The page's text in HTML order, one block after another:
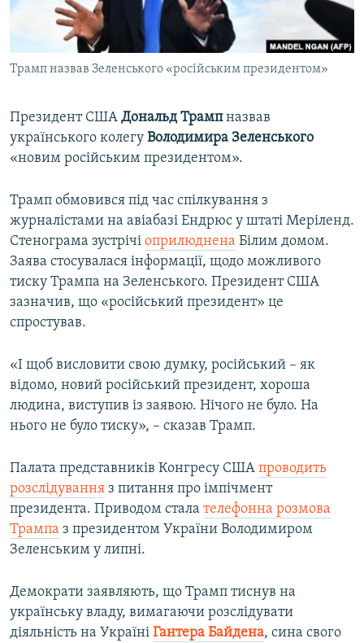
ВІДЕОУРОКИ «ELIFBE»
СВІДЧЕННЯ ОКУПАЦІЇ
УКРАЇНСЬКА ПРОБЛЕМА КРИМУ
Русский
Qırımtatar
Трамп назвав Зеленського «російським президентом»
Президент США Дональд Трампназвав
українського колегу Володимира Зеленського
«новим російським президентом».
Трамп обмовився під час спілкування з
журналістами на авіабазі Ендрюс у штаті Меріленд.
Стенограма зустрічі оприлюднена Білим домом.
Заява стосувалася інформації, щодо можливого
тиску Трампа на Зеленського. Президент США
зазначив, що «російський президент» це
спростував.
«І щоб висловити свою думку, російський – як
відомо, новий російський президент, хороша
людина, виступив із заявою. Нічого не було. На
нього не було тиску», – сказав Трамп.
Палата представників Конгресу США проводить
розслідування з питання про імпічмент
президента. Приводом стала телефонна розмова
Трампа з президентом України Володимиром
Зеленським у липні.
Демократи заявляють, що Трамп тиснув на
українську владу, вимагаючи розслідувати
діяльність на Україні Гантера Байдена, сина свого